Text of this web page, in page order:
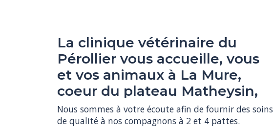
La clinique vétérinaire du
Pérollier vous accueille, vous
et vos animaux à La Mure,
coeur du plateau Matheysin,
Nous sommes à votre écoute afin de fournir des soins
de qualité à nos compagnons à 2 et 4 pattes.
La clinique vétérinaire du
Pérollier vous accueille, vous
et vos animaux à La Mure,
coeur du plateau Matheysin,
Nous sommes à votre écoute afin de fournir des soins
de qualité à nos compagnons à 2 et 4 pattes.